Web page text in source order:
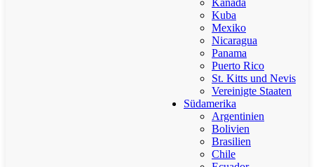
Kanada
Kuba
Mexiko
Nicaragua
Panama
Puerto Rico
St. Kitts und Nevis
Vereinigte Staaten
Südamerika
Argentinien
Bolivien
Brasilien
Chile